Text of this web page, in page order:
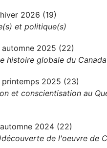
2026 (19)
et politique(s)
2025 (22)
histoire globale du
2025 (23)
et conscientisation au
2024 (22)
de l'oeuvre de